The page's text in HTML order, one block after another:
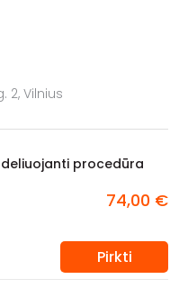
2, Vilnius
procedūra
74,00 €
Pirkti